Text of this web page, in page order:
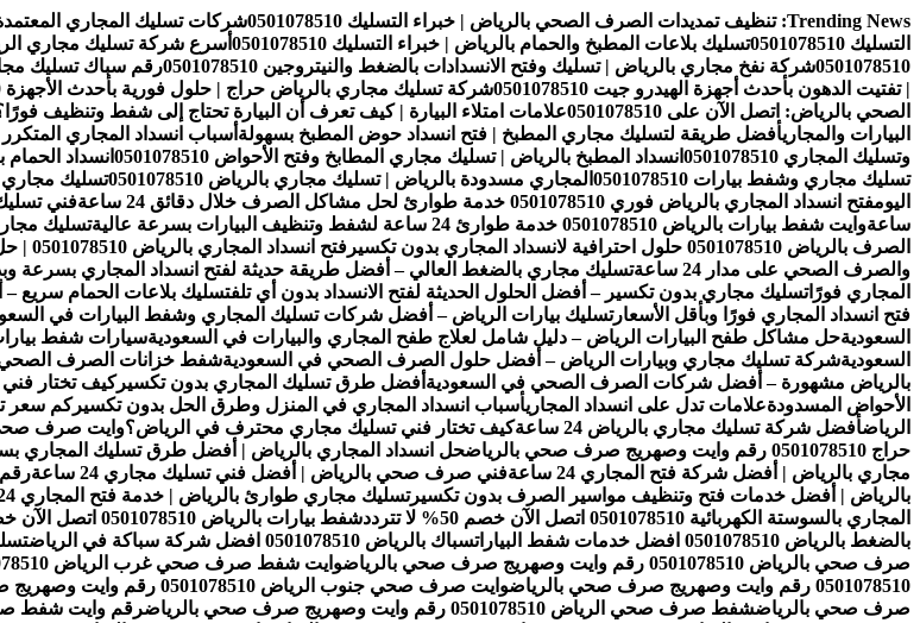
التجاوز
إلى
المحتوى
Trending News: تنظيف تمديدات الصرف الصحي بالرياض | خبراء التسليك 0501078510 شركات تسليك المجاري المعتمدة
التسليك 0501078510
تسليك بلاعات المطبخ والحمام بالرياض | خبراء التسليك 0501078510 أسرع شركة تسليك مجاري الرياض |
0501078510شركة نفخ مجاري بالرياض | تسليك وفتح الانسدادات بالضغط والنيتروجين 0501078510 رقم سباك تسليك مجاري
| تفتيت الدهون بأحدث أجهزة الهيدرو جيت 0501078510
شركة تسليك مجاري بالرياض حراج | حلول فورية بأحدث الأجهزة 0501078510
الصحي بالرياض: اتصل الآن على 0501078510
علامات امتلاء البيارة | كيف تعرف أن البيارة تحتاج إلى شفط وتنظيف
البيارات والمجاريأفضل طريقة لتسليك مجاري المطبخ | فتح انسداد حوض المطبخ بسهولة أسباب انسداد المجاري
وتسليك المجاري 0501078510
انسداد المطبخ بالرياض | تسليك مجاري المطابخ وفتح الأحواض 0501078510 انسداد الحمام
تسليك مجاري وشفط بيارات 0501078510
المجاري مسدودة بالرياض | تسليك مجاري بالرياض 0501078510
اليومفتح انسداد المجاري بالرياض فوري 0501078510 خدمة طوارئ لحل مشاكل الصرف خلال دقائق 24 ساعة
ساعةوايت شفط بيارات بالرياض 0501078510 خدمة طوارئ 24 ساعة لشفط وتنظيف البيارات بسرعة عالية تسليك
الصرف بالرياض 0501078510 حلول احترافية لانسداد المجاري بدون تكسير
فتح انسداد المجاري بالرياض 0501078510 | حل فوري لمشاكل الصرف الصحي
والصرف الصحي على مدار 24 ساعة
تسليك مجاري بالضغط العالي – أفضل طريقة حديثة لفتح انسداد المجاري بسرعة
المجاري فورًاتسليك مجاري بدون تكسير – أفضل الحلول الحديثة لفتح الانسداد بدون أي تلفتسليك بلاعات الحمام سريع –
فتح انسداد المجاري فورًا وبأقل الأسعارتسليك بيارات الرياض – أفضل شركات تسليك المجاري وشفط البيارات في
السعوديةحل مشاكل طفح البيارات الرياض – دليل شامل لعلاج طفح المجاري والبيارات في السعوديةسيارات شفط
السعوديةشركة تسليك مجاري وبيارات الرياض – أفضل حلول الصرف الصحي في السعوديةشفط خزانات الصرف الصحي
بالرياض مشهورة – أفضل شركات الصرف الصحي في السعودية أفضل طرق تسليك المجاري بدون تكسيركيف تختار
الأحواض المسدودةعلامات تدل على انسداد المجاريأسباب انسداد المجاري في المنزل وطرق الحل بدون تكسيركم سعر
الرياضأفضل شركة تسليك مجاري بالرياض 24 ساعة كيف تختار فني تسليك مجاري محترف في الرياض؟وايت صرف صحي بالرياض 0501078510 رقم
حراج 0501078510 رقم وايت وصهريج صرف صحي بالرياض
حل انسداد المجاري بالرياض | أفضل طرق تسليك المجاري
مجاري بالرياض | أفضل شركة فتح المجاري 24 ساعة
فني صرف صحي بالرياض | أفضل فني تسليك مجاري 24 ساعة رقم
بالرياض | أفضل خدمات فتح وتنظيف مواسير الصرف بدون تكسيرتسليك مجاري طوارئ بالرياض | خدمة فتح المجاري 24 ساعة
المجاري بالسوستة الكهربائية 0501078510 اتصل الآن خصم 50% لا تتردد
شفط بيارات بالرياض 0501078510 اتصل الآن خصم 50% لا تتردد
بالضغط بالرياض 0501078510 افضل خدمات شفط البيارات
سباك بالرياض 0501078510 افضل شركة سباكة في الرياض تسليك
صرف صحي بالرياض 0501078510 رقم وايت وصهريج صرف صحي بالرياض
وايت شفط صرف صحي غرب الرياض 0501078510 رقم وايت وصهريج صرف صحي بالرياض
0501078510 رقم وايت وصهريج صرف صحي بالرياض
وايت صرف صحي جنوب الرياض 0501078510 رقم وايت وصهريج صرف صحي بالرياض
صرف صحي بالرياضشفط صرف صحي الرياض 0501078510 رقم وايت وصهريج صرف صحي بالرياض رقم وايت شفط صرف صحي في الرياض